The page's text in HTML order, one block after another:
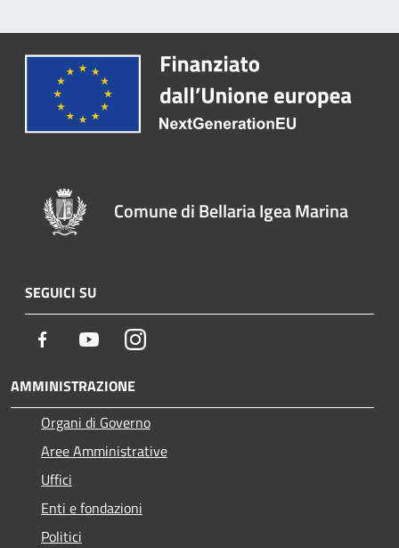
Comune di Bellaria Igea Marina
SEGUICI SU
Facebook YoutubeInstagram
AMMINISTRAZIONE
Organi di Governo
Aree Amministrative
Uffici
Enti e fondazioni
Politici